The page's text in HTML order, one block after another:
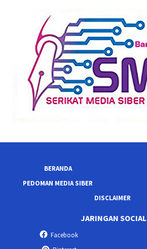
BERANDA
PEDOMAN MEDIA SIBER
DISCLAIMER
JARINGAN SOCIAL
Facebook